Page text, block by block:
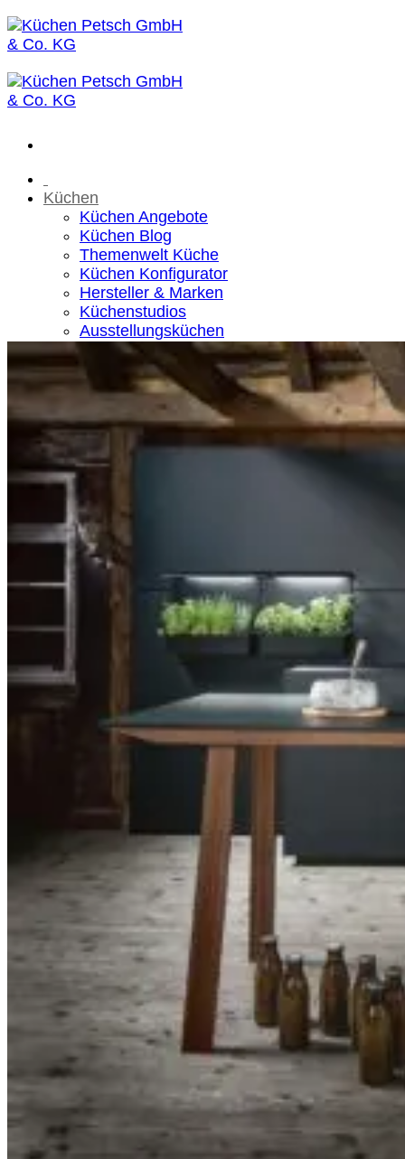
Zum
Inhalt
springen
Küchen
Küchen Angebote
Küchen Blog
Themenwelt Küche
Küchen Konfigurator
Hersteller & Marken
Küchenstudios
Ausstellungsküchen
Sale
Wohnen
House of Petsch
Hauswirtschaftsraum
Badezimmer
Referenzen
Service
Ansprechpartner
Über Uns
Unsere Philosophie
Team
Standorte
Küche planen →
Sprechen sie uns einfach an.
Für die optimale Beratung stehen wir Ihnen seit
über 30 Jahren mit Fachkompetenz, Rat und Tat
zur Seite. Zögern Sie nicht länger und rufen Sie
uns an, schreiben Sie uns eine Mail oder
Küchenstudio vorbei. Jedes Erstgespräch ist für
Sie unverbindlich und kostenlos.
Schreiben Sie uns
Beratungstermin vereinbaren